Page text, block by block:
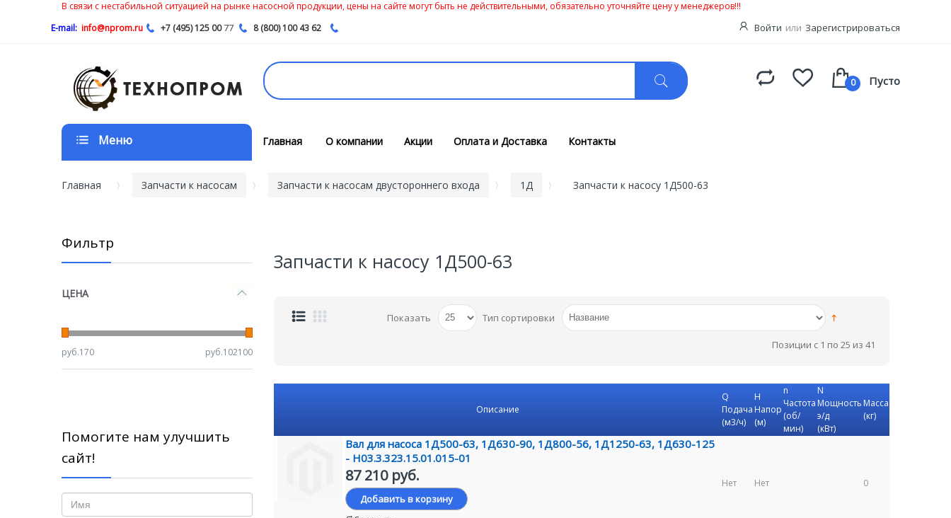
В связи с нестабильной ситуацией на рынке насосной продукции, цены на сайте могут быть не действительными, обязательно уточняйте цену у менеджеров!!!
E-mail: info@nprom.ru +7 (495) 125 0077 8 (800) 100 43 62 Войти или Зарегистрироваться
0 Пусто
Меню Главная О компании Акции Оплата и Доставка Контакты
Главная Запчасти к насосам Запчасти к насосам двустороннего входа 1Д Запчасти к насосу 1Д500-63
Запчасти к насосу 1Д500-63
Показать Тип сортировки
Позиции с 1 по 25 из 41
Описание
Q
Подача
(м3/ч)
H
Напор
(м)
n
Частота
(об/
мин)
N
Мощность
э/д
(кВт)
Масса
(кг)
Вал для насоса 1Д500-63, 1Д630-90, 1Д800-56, 1Д1250-63, 1Д630-125
- Н03.3.323.15.01.015-01
87 210 руб.
Добавить в корзину
Нет Нет 0
Фильтр
ЦЕНА
руб.170 руб.102100
Помогите нам улучшить
сайт!